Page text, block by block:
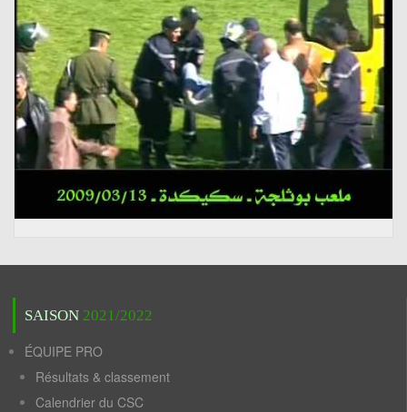
SAISON 2021/2022
ÉQUIPE PRO
Résultats & classement
Calendrier du CSC